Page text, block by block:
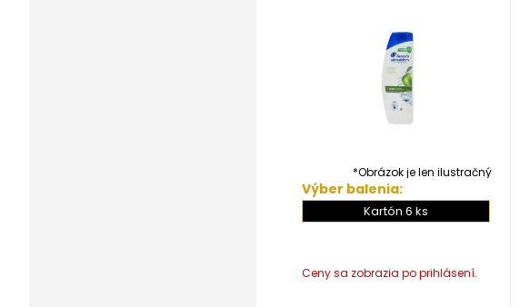
*Obrázok je len ilustračný
Výber balenia:
Kartón 6 ks